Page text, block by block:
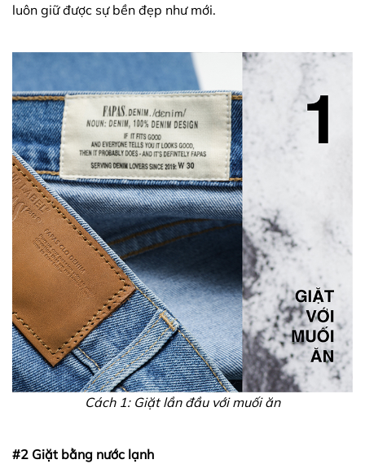
luôn giữ được sự bền đẹp như mới.
Cách 1: Giặt lần đầu với muối ăn
#2 Giặt bằng nước lạnh